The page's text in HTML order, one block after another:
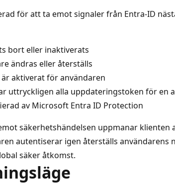
för att ta emot signaler från Entra-ID
bort eller inaktiverats
ändras eller återställs
aktiverat för användaren
uttryckligen alla uppdateringstoken för en
av Microsoft Entra ID Protection
säkerhetshändelsen uppmanar klienten
autentiserar igen återställs användarens
säker åtkomst.